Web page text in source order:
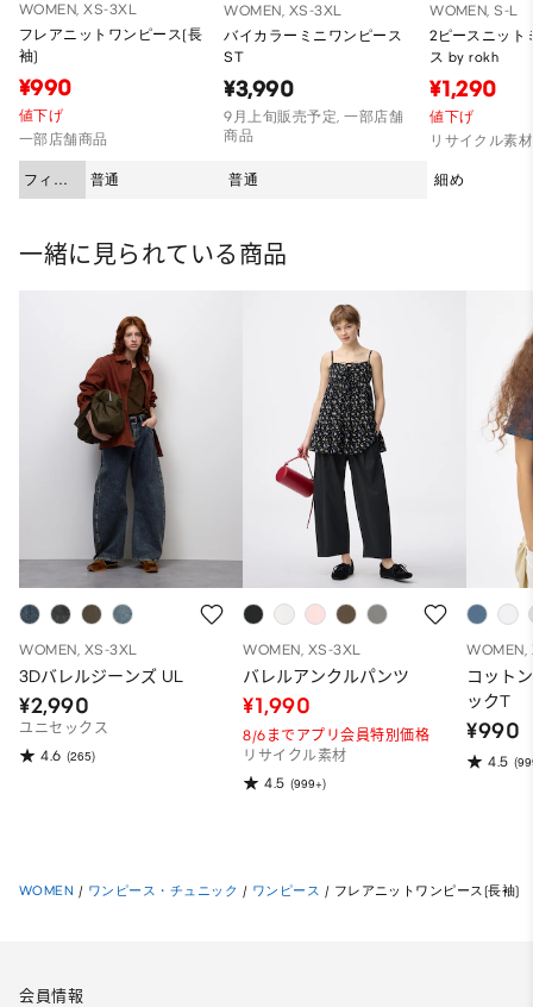
WOMEN, XS-3XL
フレアニットワンピース(長
袖)
¥990
値下げ
一部店舗商品
フィッ
ト
普通
WOMEN, XS-3XL
バイカラーミニワンピース
ST
¥3,990
9月上旬販売予定, 一部店舗
商品
普通
WOMEN, S-L
2ピースニット
ス by rokh
¥1,290
値下げ
リサイクル素材
細め
一緒に見られている商品
WOMEN, XS-3XL
3Dバレルジーンズ UL
¥2,990
ユニセックス
4.6 (265)
WOMEN, XS-3XL
バレルアンクルパンツ
¥1,990
8/6までアプリ会員特別価格
リサイクル素材
4.5 (999+)
WOMEN,
コット
ックT
¥990
4.5
WOMEN / ワンピース・チュニック / ワンピース / フレアニットワンピース(長袖)
会員情報